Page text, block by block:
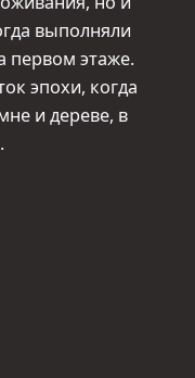
выполняли
первом этаже.
эпохи, когда
и дереве, в